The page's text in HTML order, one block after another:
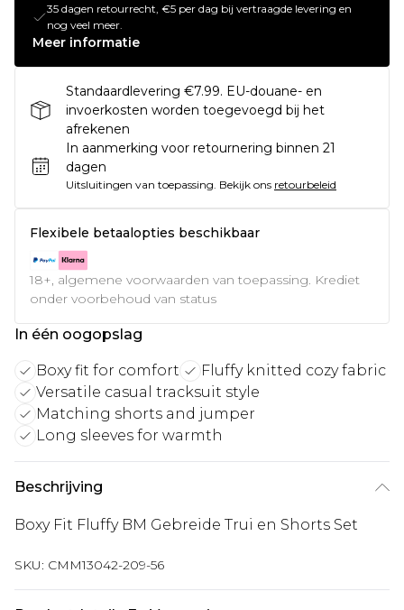
35 dagen retourrecht, €5 per dag bij vertraagde levering en
nog veel meer.
Meer informatie
Standaardlevering €7.99. EU-douane- en
invoerkosten worden toegevoegd bij het
afrekenen
In aanmerking voor retournering binnen 21
dagen
Uitsluitingen van toepassing. Bekijk ons retourbeleid
Flexibele betaalopties beschikbaar
18+, algemene voorwaarden van toepassing. Krediet
onder voorbehoud van status
In één oogopslag
Boxy fit for comfort
Fluffy knitted cozy fabric
Versatile casual tracksuit style
Matching shorts and jumper
Long sleeves for warmth
Beschrijving
Boxy Fit Fluffy BM Gebreide Trui en Shorts Set
SKU: CMM13042-209-56